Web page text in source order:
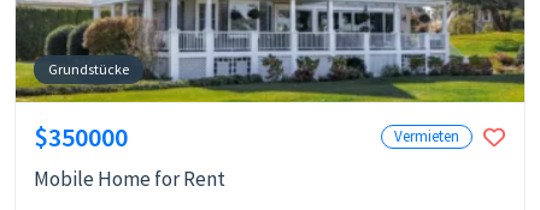
Grundstücke
$350000 Vermieten
Mobile Home for Rent